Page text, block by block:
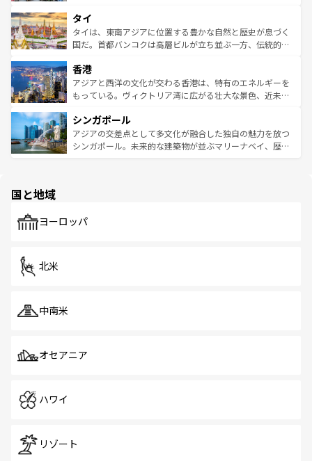
リティに包まれながら、韓国の多彩な魅力を心ゆくまで味
わってみてほしい。 なお、新着の韓国情報はコンテンツ一
覧を参照してほしい。
急速な発展と共に伝統が息づく。ハノイの古い町並みやホ
ーチミン市のフランス統治時代の建物も、独特の雰囲気を
醸し出している。また、バラエティの豊かさとおいしさで
とつ。フォーやバインミー、ベトナムコーヒーなどは、ぜ
ひ現地で味わいたい。どの地域を訪れてもあたたかい人々
が旅行者を迎えてくれるので、きっと忘れられない旅にな
参照してほしい。
タイ
タイは、東南アジアに位置する豊かな自然と歴史が息づく
国だ。首都バンコクは高層ビルが立ち並ぶ一方、伝統的な
の活気が交差している。北部ではチェンマイなどの山岳地
帯で自然と触れ合い、南部ではプーケットやクラビの美し
いビーチでリゾート気分を楽しむことができる。タイ料理
激する。気候は一年中温暖で、どの季節にも異なる楽しみ
が待っている。親しみやすいタイの人々、仏教を中心とし
た文化、そして多様な観光資源が、訪れる旅人を魅了し続
香港
アジアと西洋の文化が交わる香港は、特有のエネルギーを
もっている。ヴィクトリア湾に広がる壮大な景色、近未来
み、どこを訪れても感動するはず。観光スポットが密集し
ており、効率よく見どころを回れるのも魅力。息をのむよ
うな絶景から文化的な体験まで、香港を存分に楽しみ尽く
シンガポール
アジアの交差点として多文化が融合した独自の魅力を放つ
シンガポール。未来的な建築物が並ぶマリーナベイ、歴史
で、ホーカーズは地元の風情を楽しめる外せないスポット
国と地域
ヨーロッパ
北米
中南米
オセアニア
ハワイ
リゾート